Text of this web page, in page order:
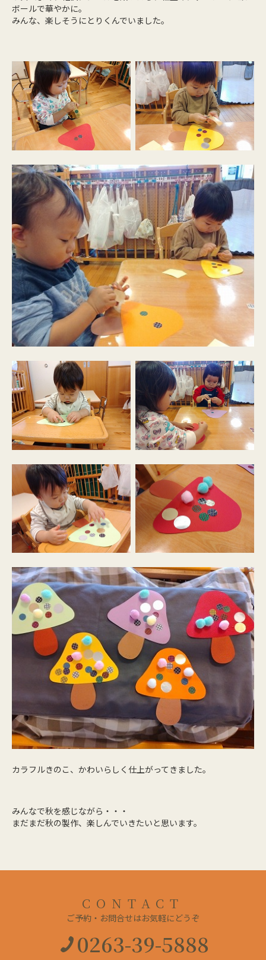
ボールで華やかに。
みんな、楽しそうにとりくんでいました。
カラフルきのこ、かわいらしく仕上がってきました。
みんなで秋を感じながら・・・
まだまだ秋の製作、楽しんでいきたいと思います。
CONTACT
ご予約・お問合せはお気軽にどうぞ
0263-39-5888